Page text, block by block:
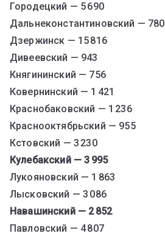
Городецкий — 5 690
Дальнеконстантиновский — 780
Дзержинск — 15 816
Дивеевский — 943
Княгининский — 756
Ковернинский — 1 421
Краснобаковский — 1 236
Краснооктябрьский — 955
Кстовский — 3 230
Кулебакский — 3 995
Лукояновский — 1 863
Лысковский — 3 086
Навашинский — 2 852
Павловский — 4 807